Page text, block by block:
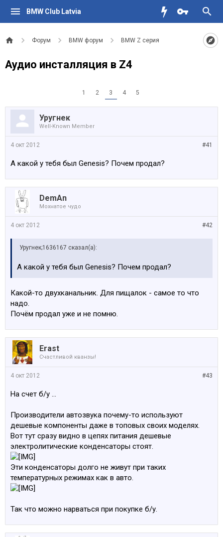
BMW Club Latvia
Форум BMW форум BMW Z серия
Аудио инсталляция в Z4
1 2 3 4 5
Уругнек
Well-Known Member
#41
4 окт 2012
А какой у тебя был Genesis? Почем продал?
DemAn
Мохнатое чудо
#42
4 окт 2012
Уругнек;1636167 сказал(а):
А какой у тебя был Genesis? Почем продал?
Какой-то двухканальник. Для пищалок - самое то что
надо.
Почём продал уже и не помню.
Erast
Счастливой кванзы!
#43
4 окт 2012
На счет б/у ...
Производители автозвука почему-то используют
дешевые компоненты даже в топовых своих моделях.
Вот тут сразу видно в цепях питания дешевые
электролитические конденсаторы стоят.
Эти конденсаторы долго не живут при таких
температурных режимах как в авто.
Так что можно нарваться при покупке б/у.